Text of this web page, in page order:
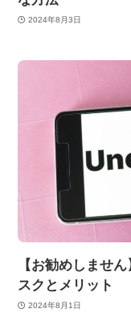
2024年8月3日
【お勧めしませ
スクとメリット
2024年8月1日